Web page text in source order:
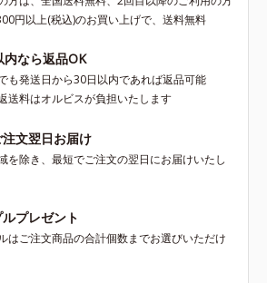
円以上(税込)のお買い上げで、送料無料
内なら返品OK
も発送日から30日以内であれば返品可能
送料はオルビスが負担いたします
文翌日お届け
を除き、最短でご注文の翌日にお届けいたし
プレゼント
はご注文商品の合計個数までお選びいただけ